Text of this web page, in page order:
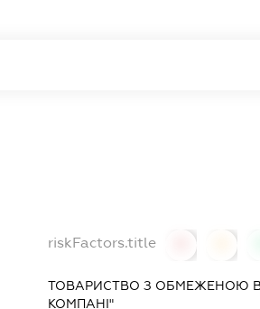
riskFactors.title
ТОВАРИСТВО З ОБМЕЖЕНОЮ
КОМПАНІ"